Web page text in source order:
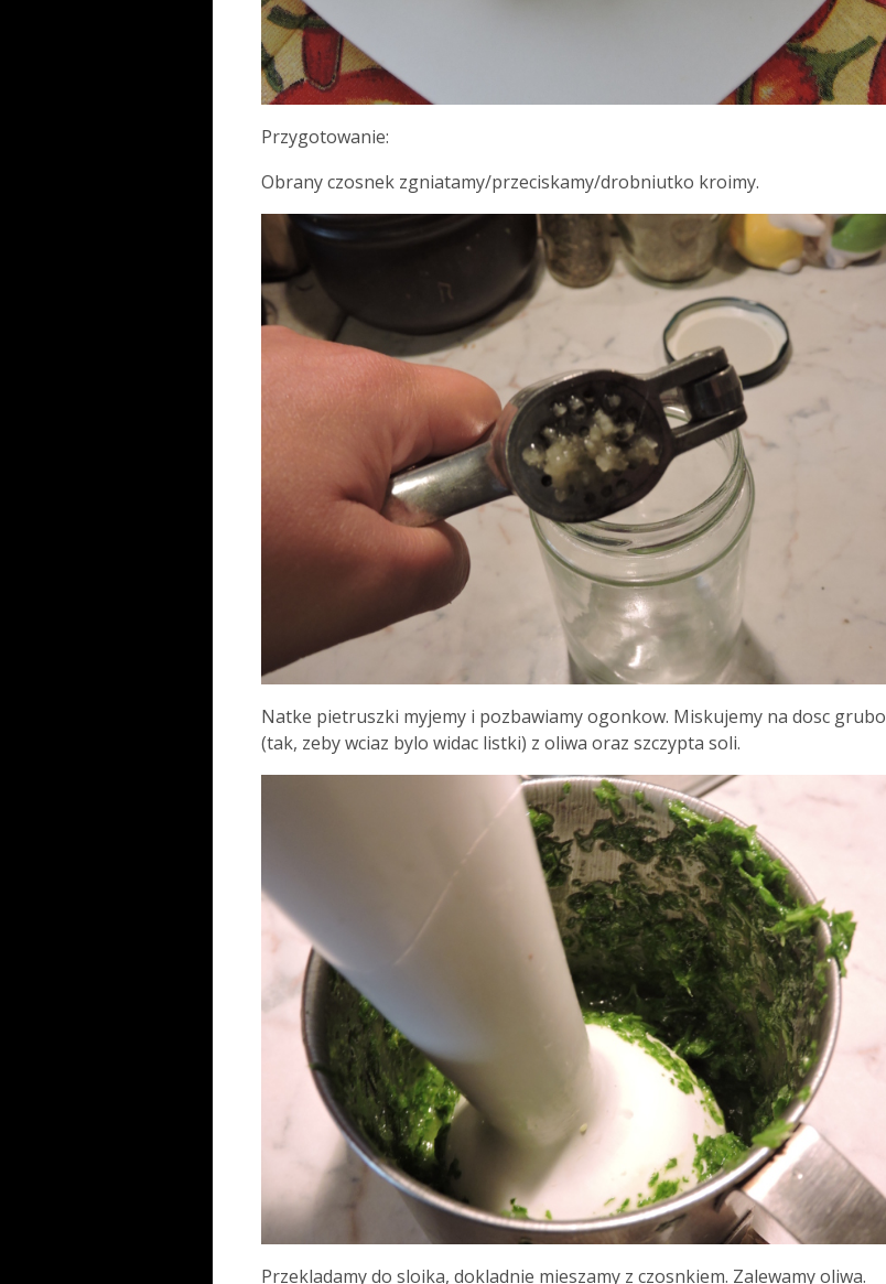
Przygotowanie:
Obrany czosnek zgniatamy/przeciskamy/drobniutko kroimy.
Natke pietruszki myjemy i pozbawiamy ogonkow. Miskujemy na dosc grubo
(tak, zeby wciaz bylo widac listki) z oliwa oraz szczypta soli.
Przekladamy do sloika, dokladnie mieszamy z czosnkiem. Zalewamy oliwa.